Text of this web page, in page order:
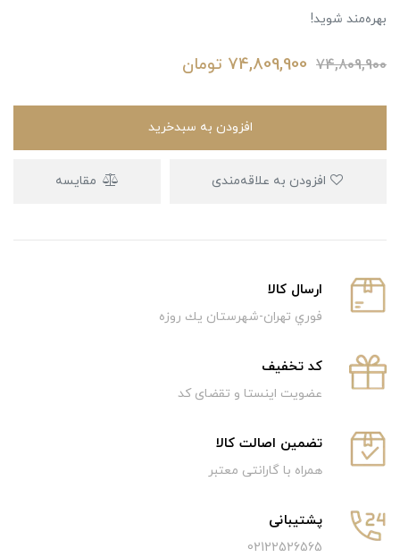
بهره‌مند شوید!
74,809,900
74,809,900 تومان
افزودن به سبدخرید
مقایسه
ارسال كالا
فوري تهران-شهرستان يك روزه
كد تخفيف
عضویت اینستا و تقضای کد
تضمین اصالت کالا
همراه با گارانتی معتبر
پشتیبانی
02122526565